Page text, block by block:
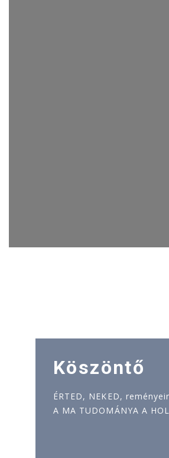
Köszöntő
ÉRTED, NEKED,
A MA TUDOMÁNYA A